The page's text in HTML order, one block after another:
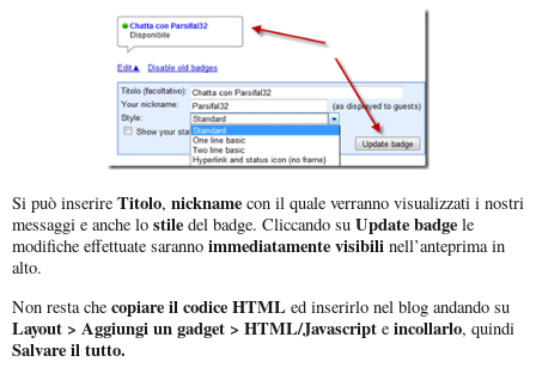
Si può inserire Titolo, nickname con il quale verranno visualizzati i nostri
messaggi e anche lo stile del badge. Cliccando su Update badge le
modifiche effettuate saranno immediatamente visibili nell’anteprima in
alto.
Non resta che copiare il codice HTML ed inserirlo nel blog andando su
Layout > Aggiungi un gadget > HTML/Javascript e incollarlo, quindi
Salvare il tutto.